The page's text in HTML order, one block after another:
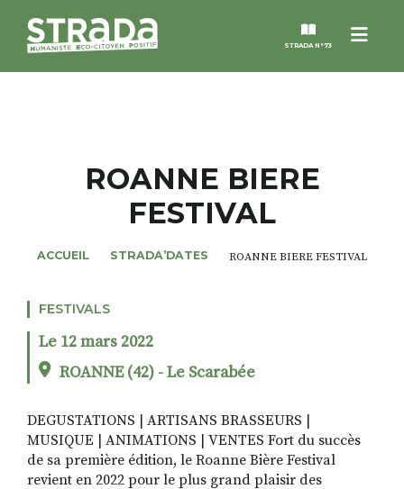
Menu
STRADA N°73
MAGAZINES
NOS THÈMES
ROSÉE DE MAI
RECHERCHER
S'ABONNER
ROANNE BIERE
FESTIVAL
ACCUEIL STRADA’DATES ROANNE BIERE FESTIVAL
FESTIVALS
Le 12 mars 2022
ROANNE (42) - Le Scarabée
DEGUSTATIONS | ARTISANS BRASSEURS |
MUSIQUE | ANIMATIONS | VENTES Fort du succès
de sa première édition, le Roanne Bière Festival
revient en 2022 pour le plus grand plaisir des